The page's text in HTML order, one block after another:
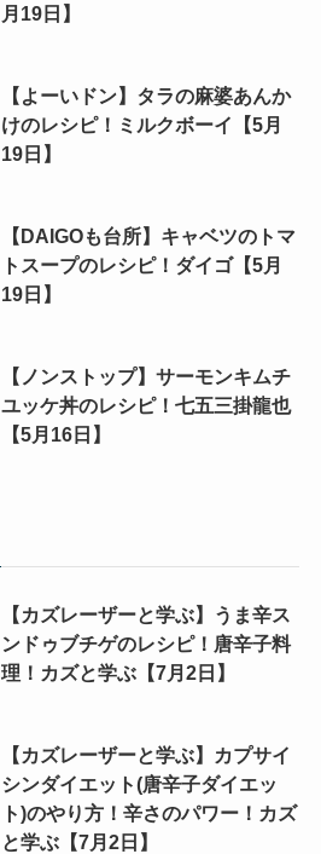
月19日】
【よーいドン】タラの麻婆あんか
けのレシピ！ミルクボーイ【5月
19日】
【DAIGOも台所】キャベツのトマ
トスープのレシピ！ダイゴ【5月
19日】
【ノンストップ】サーモンキムチ
ユッケ丼のレシピ！七五三掛龍也
【5月16日】
【カズレーザーと学ぶ】うま辛ス
ンドゥブチゲのレシピ！唐辛子料
理！カズと学ぶ【7月2日】
【カズレーザーと学ぶ】カプサイ
シンダイエット(唐辛子ダイエッ
ト)のやり方！辛さのパワー！カズ
と学ぶ【7月2日】